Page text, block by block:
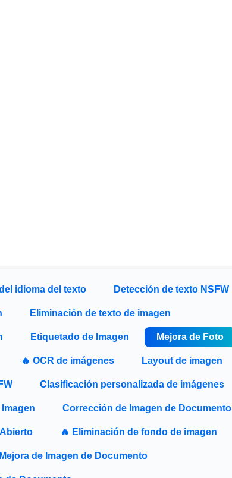
idioma del texto Detección de texto NSFW
Eliminación de texto de imagen
Etiquetado de Imagen Mejora de Foto
🔥 OCR de imágenes Layout de imagen
Clasificación personalizada de imágenes
Corrección de Imagen de Documento
🔥 Eliminación de fondo de imagen
Mejora de Imagen de Documento